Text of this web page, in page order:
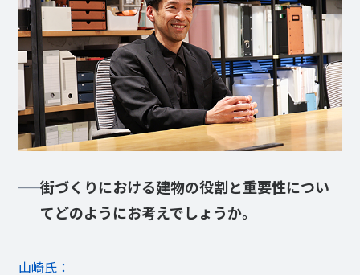
街づくりにおける建物の役割と重要性につい
てどのようにお考えでしょうか。
山崎氏：